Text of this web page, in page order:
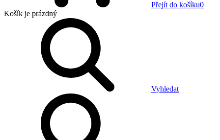
Přejít do košíku0
Košík je prázdný
Vyhledat